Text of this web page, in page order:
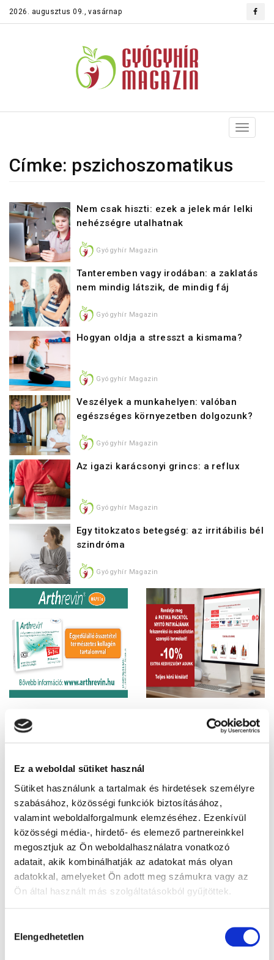
Ez a weboldal sütiket használ
Sütiket használunk a tartalmak és hirdetések személyre
szabásához, közösségi funkciók biztosításához,
valamint weboldalforgalmunk elemzéséhez. Ezenkívül
közösségi média-, hirdető- és elemező partnereinkkel
megosztjuk az Ön weboldalhasználatra vonatkozó
adatait, akik kombinálhatják az adatokat más olyan
adatokkal, amelyeket Ön adott meg számukra vagy az
Ön által használt más szolgáltatásokból gyűjtöttek.
kiválasztása
Elengedhetetlen
2026. augusztus 09., vasárnap
Toggle
Címke: pszichoszomatikus
Nem csak hiszti: ezek a jelek már lelki
nehézségre utalhatnak
Gyógyhír Magazin
Tanteremben vagy irodában: a zaklatás
nem mindig látszik, de mindig fáj
Gyógyhír Magazin
Hogyan oldja a stresszt a kismama?
Gyógyhír Magazin
Veszélyek a munkahelyen: valóban
egészséges környezetben dolgozunk?
Gyógyhír Magazin
Az igazi karácsonyi grincs: a reflux
Gyógyhír Magazin
Egy titokzatos betegség: az irritábilis bél
szindróma
Gyógyhír Magazin
Megjelent a
Patikákban ingyenes.
Kérje gyógyszerészétől!